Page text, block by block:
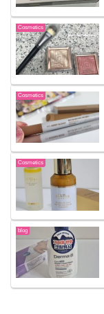
Cosmetics
Cosmetics
Cosmetics
blog